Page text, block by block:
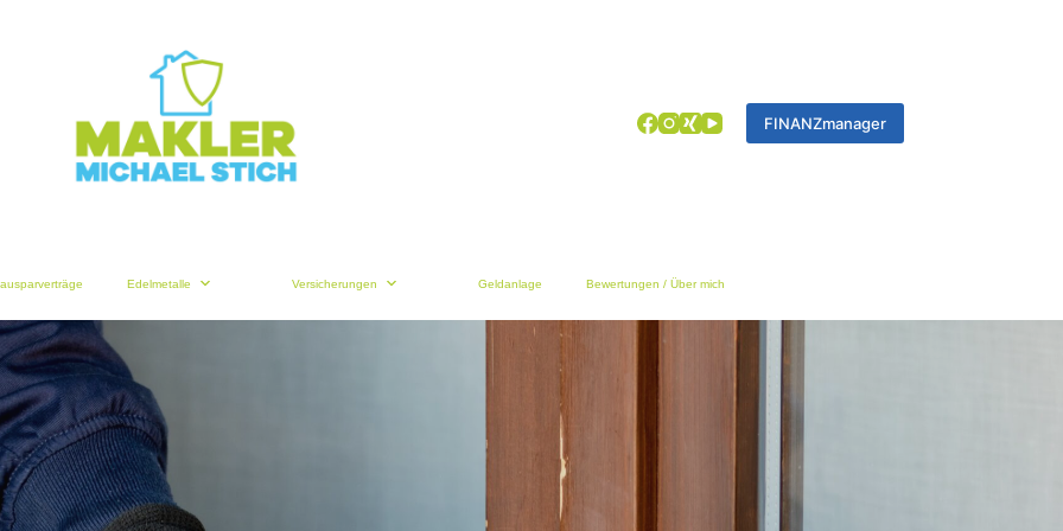
FINANZmanager
Edelmetalle Versicherungen Geldanlage Bewertungen / Über mich